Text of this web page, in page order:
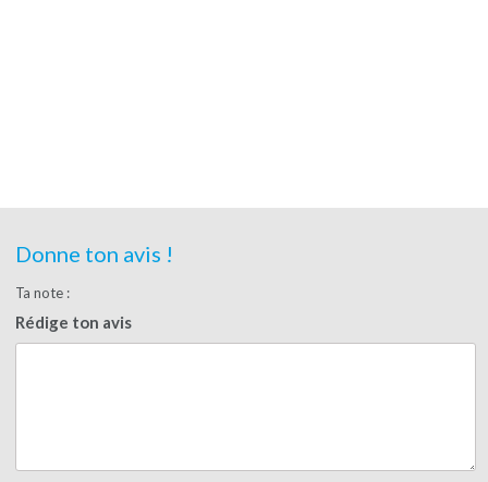
Donne ton avis !
Ta note :
Rédige ton avis